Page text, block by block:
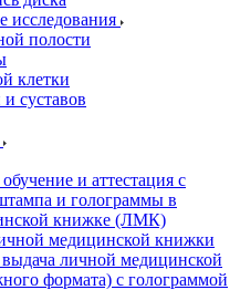
исследования
полости
клетки
и суставов
и аттестация с
и голограммы в
книжке (ЛМК)
медицинской книжки
личной медицинской
формата) с голограммой